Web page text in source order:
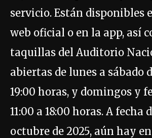
servicio. Están disponibles
web oficial o en la app, así
taquillas del Auditorio
abiertas de lunes a sábado
19:00 horas, y domingos y
11:00 a 18:00 horas. A fecha
octubre de 2025, aún hay